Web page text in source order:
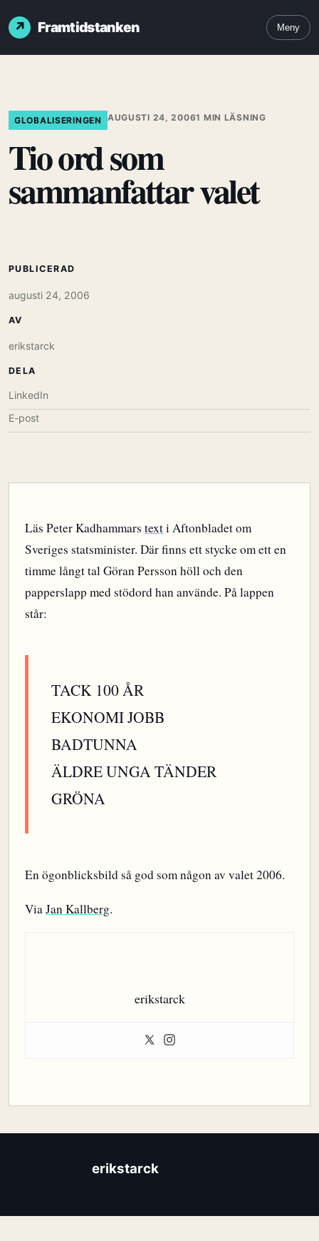
Framtidstanken Meny
GLOBALISERINGEN AUGUSTI 24, 20061 MIN LÄSNING
Tio ord som
sammanfattar valet
Läs Peter Kadhammars texti Aftonbladet om
Sveriges statsminister. Där finns ett stycke om ett en
timme långt tal Göran Persson höll och den
papperslapp med stödord han använde. På lappen
står:
TACK 100 ÅR
EKONOMI JOBB
BADTUNNA
ÄLDRE UNGA TÄNDER
GRÖNA
En ögonblicksbild så god som någon av valet 2006.
ViaJan Kallberg.
erikstarck
PUBLICERAD
augusti 24, 2006
AV
erikstarck
DELA
LinkedIn
E-post
erikstarck